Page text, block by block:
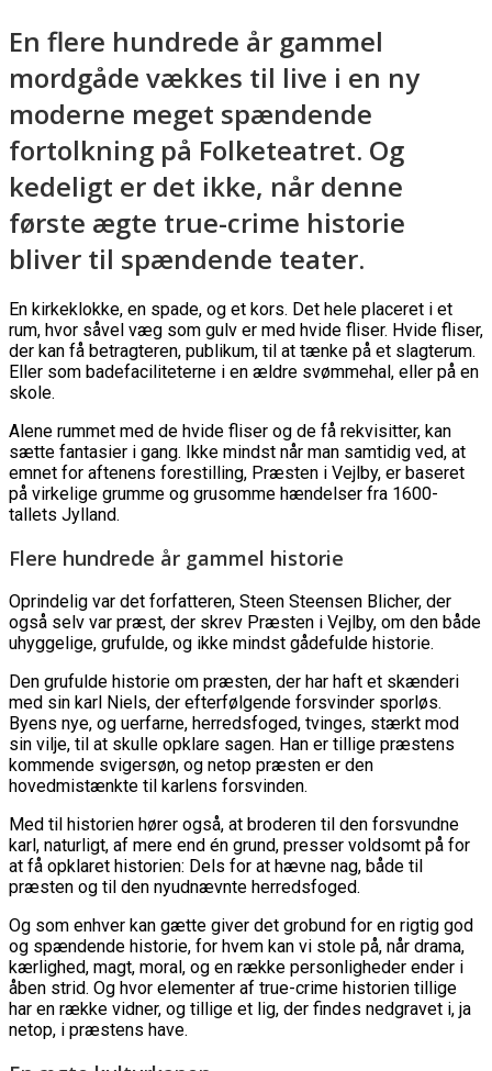
En flere hundrede år gammel
mordgåde vækkes til live i en ny
moderne meget spændende
fortolkning på Folketeatret. Og
kedeligt er det ikke, når denne
første ægte true-crime historie
bliver til spændende teater.
En kirkeklokke, en spade, og et kors. Det hele placeret i et
rum, hvor såvel væg som gulv er med hvide fliser. Hvide fliser,
der kan få betragteren, publikum, til at tænke på et slagterum.
Eller som badefaciliteterne i en ældre svømmehal, eller på en
skole.
Alene rummet med de hvide fliser og de få rekvisitter, kan
sætte fantasier i gang. Ikke mindst når man samtidig ved, at
emnet for aftenens forestilling, Præsten i Vejlby, er baseret
på virkelige grumme og grusomme hændelser fra 1600-
tallets Jylland.
Flere hundrede år gammel historie
Oprindelig var det forfatteren, Steen Steensen Blicher, der
også selv var præst, der skrev Præsten i Vejlby, om den både
uhyggelige, grufulde, og ikke mindst gådefulde historie.
Den grufulde historie om præsten, der har haft et skænderi
med sin karl Niels, der efterfølgende forsvinder sporløs.
Byens nye, og uerfarne, herredsfoged, tvinges, stærkt mod
sin vilje, til at skulle opklare sagen. Han er tillige præstens
kommende svigersøn, og netop præsten er den
hovedmistænkte til karlens forsvinden.
Med til historien hører også, at broderen til den forsvundne
karl, naturligt, af mere end én grund, presser voldsomt på for
at få opklaret historien: Dels for at hævne nag, både til
præsten og til den nyudnævnte herredsfoged.
Og som enhver kan gætte giver det grobund for en rigtig god
og spændende historie, for hvem kan vi stole på, når drama,
kærlighed, magt, moral, og en række personligheder ender i
åben strid. Og hvor elementer af true-crime historien tillige
har en række vidner, og tillige et lig, der findes nedgravet i, ja
netop, i præstens have.